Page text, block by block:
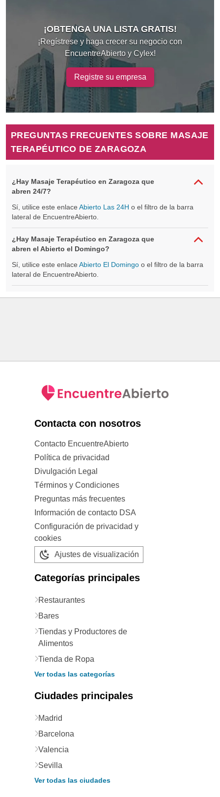
¡OBTENGA UNA LISTA GRATIS!
¡Regístrese y haga crecer su negocio con
EncuentreAbierto y Cylex!
Registre su empresa
PREGUNTAS FRECUENTES SOBRE MASAJE
TERAPÉUTICO DE ZARAGOZA
¿Hay Masaje Terapéutico en Zaragoza que
abren 24/7?
Sí, utilice este enlace Abierto Las 24H o el filtro de la barra
lateral de EncuentreAbierto.
¿Hay Masaje Terapéutico en Zaragoza que
abren el Abierto el Domingo?
Sí, utilice este enlace Abierto El Domingo o el filtro de la barra
lateral de EncuentreAbierto.
Contacta con nosotros
Contacto EncuentreAbierto
Política de privacidad
Divulgación Legal
Términos y Condiciones
Preguntas más frecuentes
Información de contacto DSA
Configuración de privacidad y
cookies
Ajustes de visualización
Categorías principales
Restaurantes
Bares
Tiendas y Productores de
Alimentos
Tienda de Ropa
Ver todas las categorías
Ciudades principales
Madrid
Barcelona
Valencia
Sevilla
Ver todas las ciudades